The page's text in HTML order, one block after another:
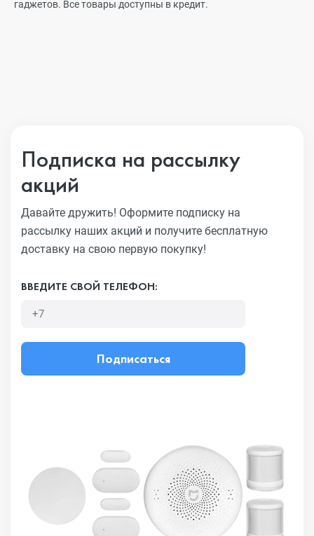
гаджетов. Все товары доступны в кредит.
Подписка на рассылку
акций
Давайте дружить! Оформите подписку на
рассылку наших акций и получите бесплатную
доставку на свою первую покупку!
ВВЕДИТЕ СВОЙ ТЕЛЕФОН:
Подписаться